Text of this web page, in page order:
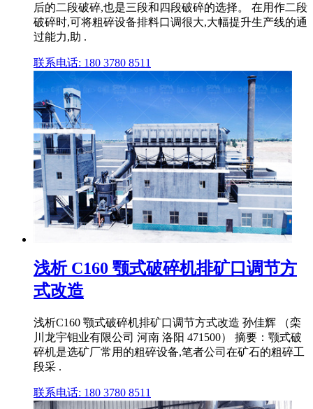
后的二段破碎,也是三段和四段破碎的选择。 在用作二段
破碎时,可将粗碎设备排料口调很大,大幅提升生产线的通
过能力,助 .
联系电话: 180 3780 8511
浅析 C160 颚式破碎机排矿口调节方
式改造
浅析C160 颚式破碎机排矿口调节方式改造 孙佳辉 （栾
川龙宇钼业有限公司 河南 洛阳 471500） 摘要：颚式破
碎机是选矿厂常用的粗碎设备,笔者公司在矿石的粗碎工
段采 .
联系电话: 180 3780 8511